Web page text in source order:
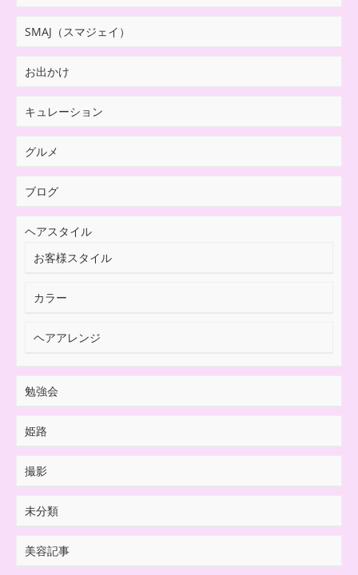
SMAJ（スマジェイ）
お出かけ
キュレーション
グルメ
ブログ
ヘアスタイル
お客様スタイル
カラー
ヘアアレンジ
勉強会
姫路
撮影
未分類
美容記事